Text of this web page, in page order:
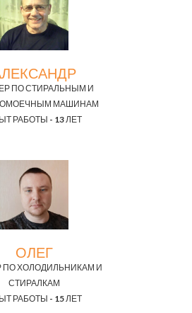
ПО СТИРАЛЬНЫМ И
МАШИНАМ
РАБОТЫ - 13 ЛЕТ
ОЛЕГ
ПО ХОЛОДИЛЬНИКАМ И
СТИРАЛКАМ
РАБОТЫ - 15 ЛЕТ